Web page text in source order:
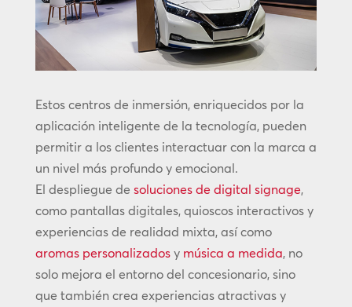
Estos centros de inmersión, enriquecidos por la
aplicación inteligente de la tecnología, pueden
permitir a los clientes interactuar con la marca a
un nivel más profundo y emocional.
El despliegue de soluciones de digital signage,
como pantallas digitales, quioscos interactivos y
experiencias de realidad mixta, así como
aromas personalizadosy música a medida, no
solo mejora el entorno del concesionario, sino
que también crea experiencias atractivas y